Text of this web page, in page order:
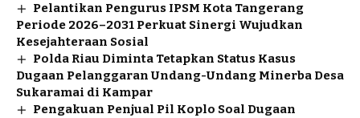
Pelantikan Pengurus IPSM Kota Tangerang
Periode 2026–2031 Perkuat Sinergi Wujudkan
Kesejahteraan Sosial
Polda Riau Diminta Tetapkan Status Kasus
Dugaan Pelanggaran Undang-Undang Minerba Desa
Sukaramai di Kampar
Pengakuan Penjual Pil Koplo Soal Dugaan